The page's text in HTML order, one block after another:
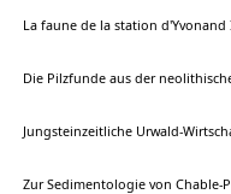
La faune de la station
Die Pilzfunde aus der
Jungsteinzeitliche Urwald-
Zur Sedimentologie von Chable-